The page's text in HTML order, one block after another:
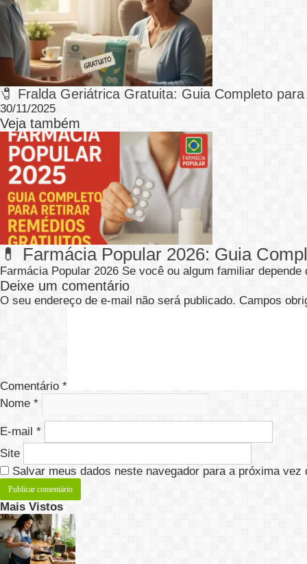
🧷 Fralda Geriátrica Gratuita: Guia Completo
30/11/2025
Veja também
💊 Farmácia Popular 2026: Guia
Farmácia Popular 2026 Se você ou algum familiar
Deixe um comentário
O seu endereço de e-mail não será publicado. Campos
Comentário *
Nome *
E-mail *
Site
Salvar meus dados neste navegador para a próxima vez
Mais Vistos